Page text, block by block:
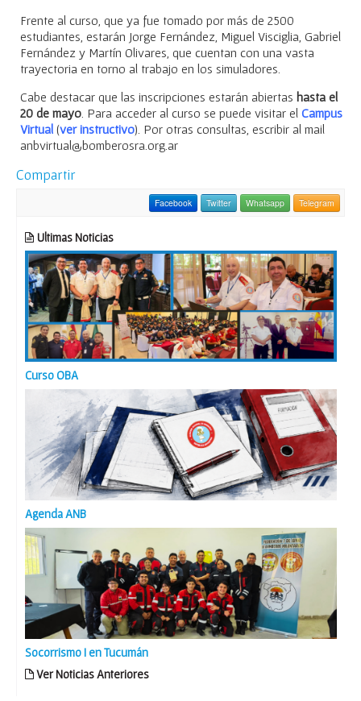
Frente al curso, que ya fue tomado por más de 2500
estudiantes, estarán Jorge Fernández, Miguel Visciglia, Gabriel
Fernández y Martín Olivares, que cuentan con una vasta
trayectoria en torno al trabajo en los simuladores.
Cabe destacar que las inscripciones estarán abiertas hasta el
20 de mayo . Para acceder al curso se puede visitar el Campus
Virtual (ver instructivo). Por otras consultas, escribir al mail
anbvirtual@bomberosra.org.ar
Compartir
Facebook Twitter Whatsapp Telegram
Ultimas Noticias
Curso OBA
Agenda ANB
Socorrismo I en Tucumán
Ver Noticias Anteriores